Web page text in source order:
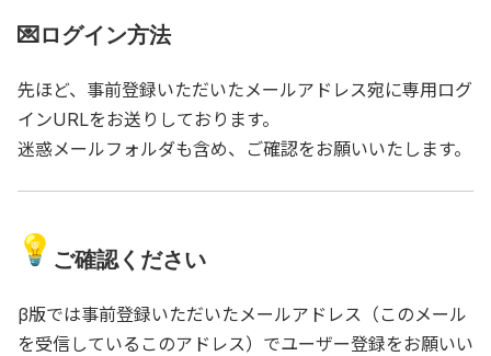
💌ログイン方法
先ほど、事前登録いただいたメールアドレス宛に専用ログ
インURLをお送りしております。
迷惑メールフォルダも含め、ご確認をお願いいたします。
ご確認ください
β版では事前登録いただいたメールアドレス（このメール
を受信しているこのアドレス）でユーザー登録をお願いい